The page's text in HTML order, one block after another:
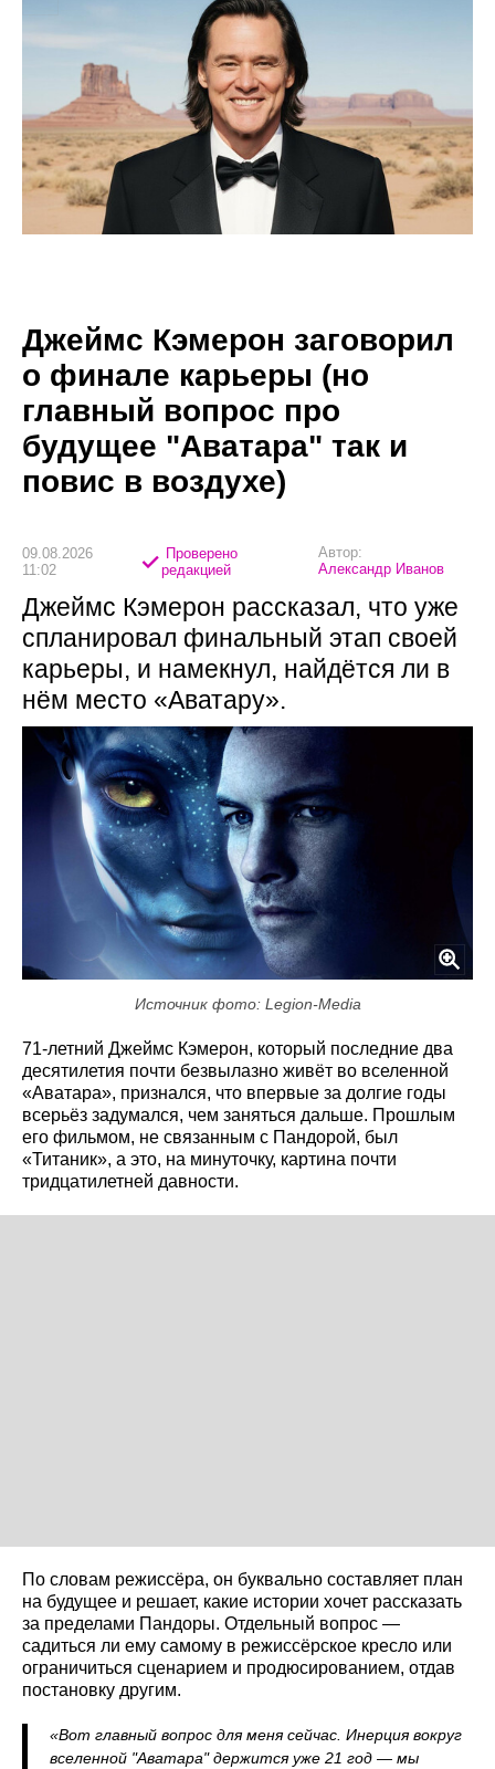
Джеймс Кэмерон заговорил
о финале карьеры (но
главный вопрос про
будущее "Аватара" так и
повис в воздухе)
09.08.2026
11:02
Проверено
редакцией
Автор:
Александр Иванов
Джеймс Кэмерон рассказал, что уже
спланировал финальный этап своей
карьеры, и намекнул, найдётся ли в
нём место «Аватару».
Источник фото: Legion-Media
71-летний Джеймс Кэмерон, который последние два
десятилетия почти безвылазно живёт во вселенной
«Аватара», признался, что впервые за долгие годы
всерьёз задумался, чем заняться дальше. Прошлым
его фильмом, не связанным с Пандорой, был
«Титаник», а это, на минуточку, картина почти
тридцатилетней давности.
По словам режиссёра, он буквально составляет план
на будущее и решает, какие истории хочет рассказать
за пределами Пандоры. Отдельный вопрос —
садиться ли ему самому в режиссёрское кресло или
ограничиться сценарием и продюсированием, отдав
постановку другим.
«Вот главный вопрос для меня сейчас. Инерция вокруг
вселенной "Аватара" держится уже 21 год — мы